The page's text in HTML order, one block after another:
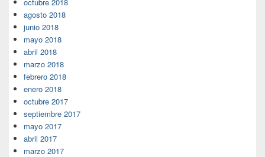
agosto 2018
junio 2018
mayo 2018
abril 2018
marzo 2018
febrero 2018
enero 2018
octubre 2017
septiembre 2017
mayo 2017
abril 2017
marzo 2017